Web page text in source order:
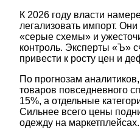
К 2026 году власти
легализовать импорт.
«серые схемы» и
контроль. Эксперты «Ъ»
привести к росту цен и
По прогнозам
товаров повседневного
15%, а отдельные
Сильнее всего цены
одежду на маркетплейсах.